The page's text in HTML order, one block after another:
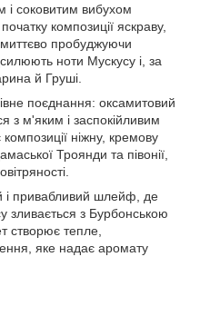
і соковитим вибухом
композиції яскраву,
пробуджуючи
ноти Мускусу і, за
й Груші.
поєднання: оксамитовий
з м'яким і заспокійливим
ніжну, кремову
Троянди та півонії,
і привабливий шлейф, де
зливається з Бурбонською
створює тепле,
яке надає аромату